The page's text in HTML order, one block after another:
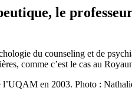
le
du counseling et de
comme c’est le cas au
en 2003. Photo :